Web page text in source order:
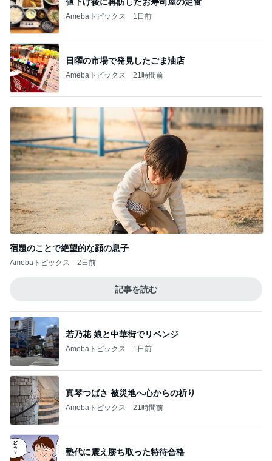
Amebaトピックス 1日前
日曜の市場で発見したごま油店
Amebaトピックス 21時間前
宿題のことで絶望的な顔の息子
Amebaトピックス 2日前
記事を読む
若乃花 娘と中華街でリベンジ
Amebaトピックス 1日前
真琴つばさ 被災地へ心からの祈り
Amebaトピックス 21時間前
塾代に震え勝ち取った特待合格